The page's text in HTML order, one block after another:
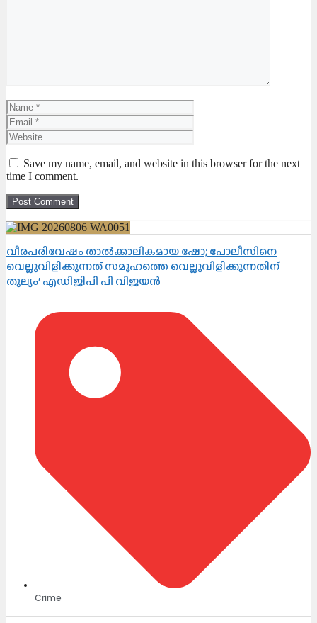
Name
Save my name, email, and website in this browser for the next
time I comment.
വീരപരിവേഷം താൽക്കാലികമായ ഷോ; പോലീസിനെ
വെല്ലുവിളിക്കുന്നത് സമൂഹത്തെ വെല്ലുവിളിക്കുന്നതിന്
തുല്യം’ എഡിജിപി പി വിജയൻ
Crime